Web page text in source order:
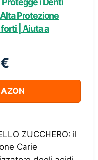
i Denti
Protezione
| Aiuta a
ZUCCHERO: il
Carie